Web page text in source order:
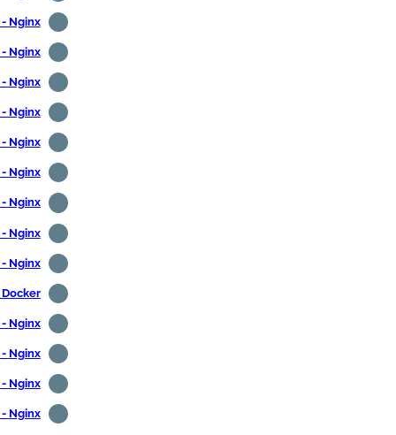
Nginx - התקנת PHP
Nginx - פייתון CGI
Nginx - פרל CGI
Nginx - מעטפת סקריפט CGI
Nginx - גולנג CGI
Nginx - התקנת Http_stub_status_module
Nginx - הפוך את המטמון ללא זמין
Nginx - שינוי כותרת זיהוי השרת
Nginx - פרוקסי
Nginx - כותרות HTTPONLY ומאובטחות
Nginx - הוספת כותרת עליונה
Nginx - הפוך רישום ספריות ללא זמין
Nginx - ניטור באמצעות זביקס